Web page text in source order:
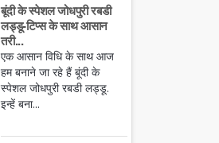
बूंदी के स्पेशल जोधपुरी रबडी
लड्डू-टिप्स के साथ आसान
तरी...
एक आसान विधि के साथ आज
हम बनाने जा रहे हैं बूंदी के
स्पेशल जोधपुरी रबडी लड्डू.
इन्हें बना...